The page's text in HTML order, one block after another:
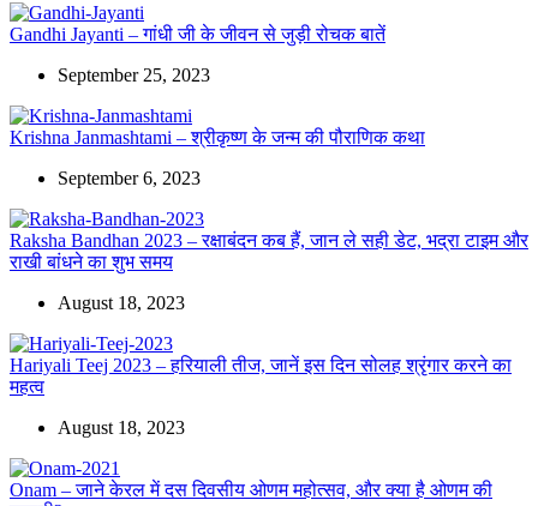
Gandhi Jayanti – गांधी जी के जीवन से जुड़ी रोचक बातें
September 25, 2023
Krishna Janmashtami – श्रीकृष्‍ण के जन्‍म की पौराणिक कथा
September 6, 2023
Raksha Bandhan 2023 – रक्षाबंदन कब हैं, जान ले सही डेट, भद्रा टाइम और
राखी बांधने का शुभ समय
August 18, 2023
Hariyali Teej 2023 – हरियाली तीज, जानें इस दिन सोलह श्रृंगार करने का
महत्व
August 18, 2023
Onam – जाने केरल में दस दिवसीय ओणम महोत्सव, और क्या है ओणम की